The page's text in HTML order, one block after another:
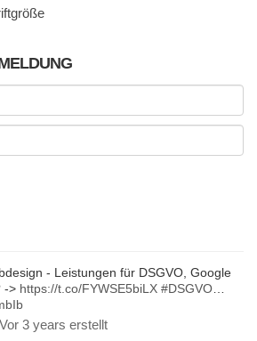
- Leistungen für DSGVO, Google
-> https://t.co/FYWSE5biLX #DSGVO
Vor 3 years erstellt